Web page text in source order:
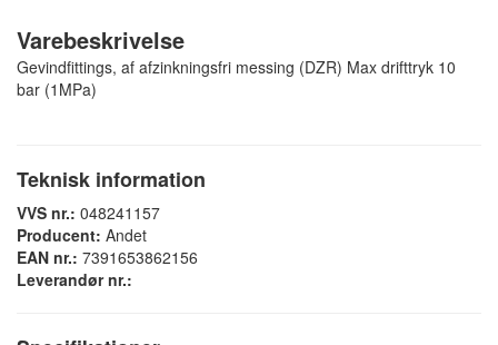
Varebeskrivelse
Gevindfittings, af afzinkningsfri messing (DZR) Max drifttryk 10
bar (1MPa)
Teknisk information
VVS nr.: 048241157
Producent: Andet
EAN nr.: 7391653862156
Leverandør nr.: